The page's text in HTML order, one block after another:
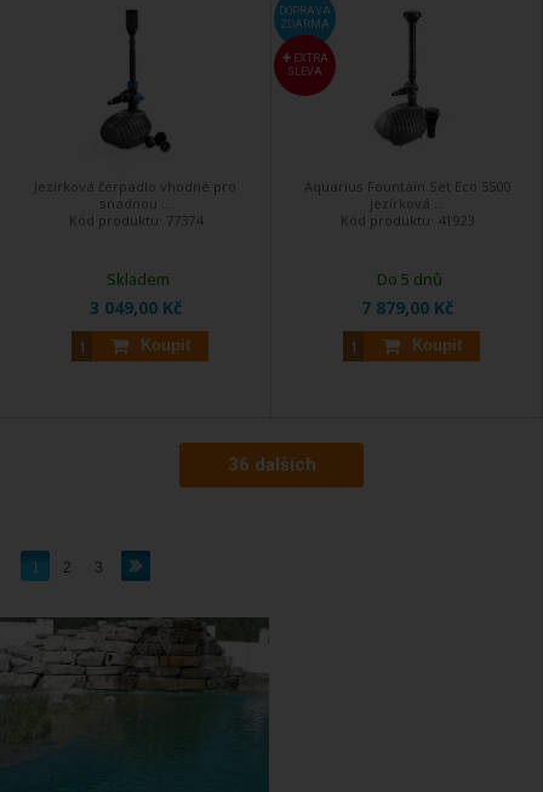
Jezírková čerpadlo vhodné pro
snadnou ...
Kód produktu: 77374
3 049,00 Kč
Koupit
Skladem
DOPRAVA
ZDARMA
EXTRA
SLEVA
Aquarius Fountain Set Eco 5500
jezírková ...
Kód produktu: 41923
7 879,00 Kč
Koupit
Do 5 dnů
36 dalších
1 2 3